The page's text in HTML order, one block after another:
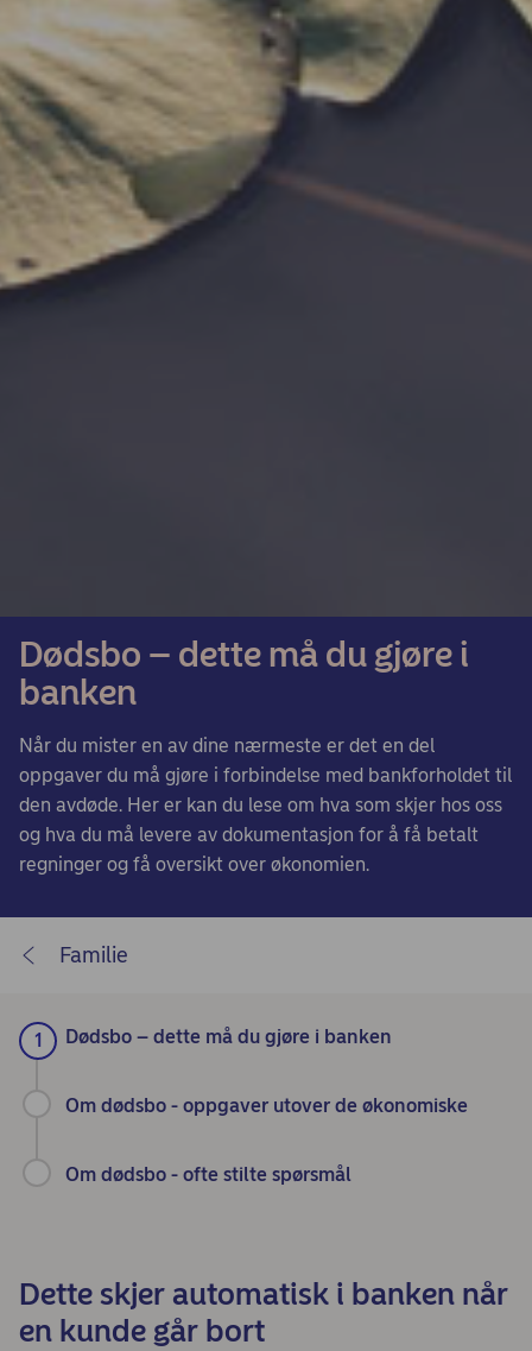
Dødsbo – dette må du gjøre i
banken
Når du mister en av dine nærmeste er det en del
oppgaver du må gjøre i forbindelse med bankforholdet til
den avdøde. Her er kan du lese om hva som skjer hos oss
og hva du må levere av dokumentasjon for å få betalt
regninger og få oversikt over økonomien.
Familie
Dødsbo – dette må du gjøre i banken
Om dødsbo - oppgaver utover de økonomiske
Om dødsbo - ofte stilte spørsmål
Dette skjer automatisk i banken når
en kunde går bort